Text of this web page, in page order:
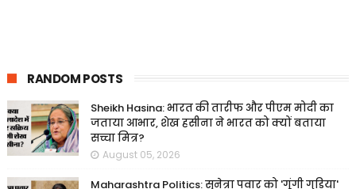
RANDOM POSTS
Sheikh Hasina: भारत की तारीफ और पीएम मोदी का
जताया आभार, शेख हसीना ने भारत को क्यों बताया
सच्चा मित्र?
August 05, 2026
Maharashtra Politics: सुनेत्रा पवार को 'गूंगी गुड़िया'